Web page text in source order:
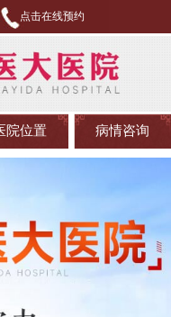
点击在线预约
院位置 病情咨询